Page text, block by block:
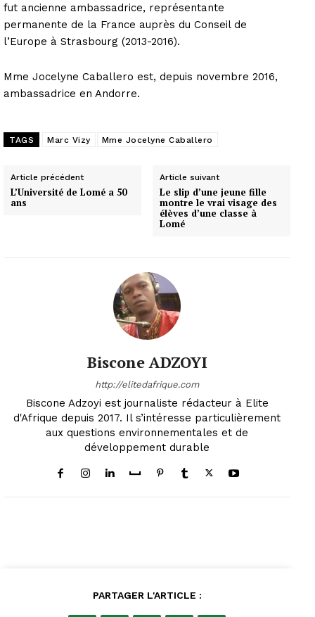
fut ancienne ambassadrice, représentante
permanente de la France auprès du Conseil de
l’Europe à Strasbourg (2013-2016).
Mme Jocelyne Caballero est, depuis novembre 2016,
ambassadrice en Andorre.
TAGS Marc Vizy Mme Jocelyne Caballero
Article précédent
L’Université de Lomé a 50
ans
Article suivant
Le slip d’une jeune fille
montre le vrai visage des
élèves d’une classe à
Lomé
Biscone ADZOYI
http://elitedafrique.com
Biscone Adzoyi est journaliste rédacteur à Elite
d'Afrique depuis 2017. Il s’intéresse particulièrement
aux questions environnementales et de
développement durable
PARTAGER L'ARTICLE :